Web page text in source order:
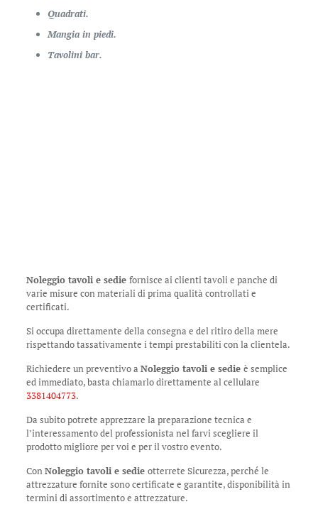
Quadrati.
Mangia in piedi.
Tavolini bar.
Noleggio tavoli e sedie fornisce ai clienti tavoli e panche di
varie misure con materiali di prima qualità controllati e
certificati.
Si occupa direttamente della consegna e del ritiro della mere
rispettando tassativamente i tempi prestabiliti con la clientela.
Richiedere un preventivo a Noleggio tavoli e sedie è semplice
ed immediato, basta chiamarlo direttamente al cellulare
3381404773.
Da subito potrete apprezzare la preparazione tecnica e
l’interessamento del professionista nel farvi scegliere il
prodotto migliore per voi e per il vostro evento.
ConNoleggio tavoli e sedie otterrete Sicurezza, perché le
attrezzature fornite sono certificate e garantite, disponibilità in
termini di assortimento e attrezzature.